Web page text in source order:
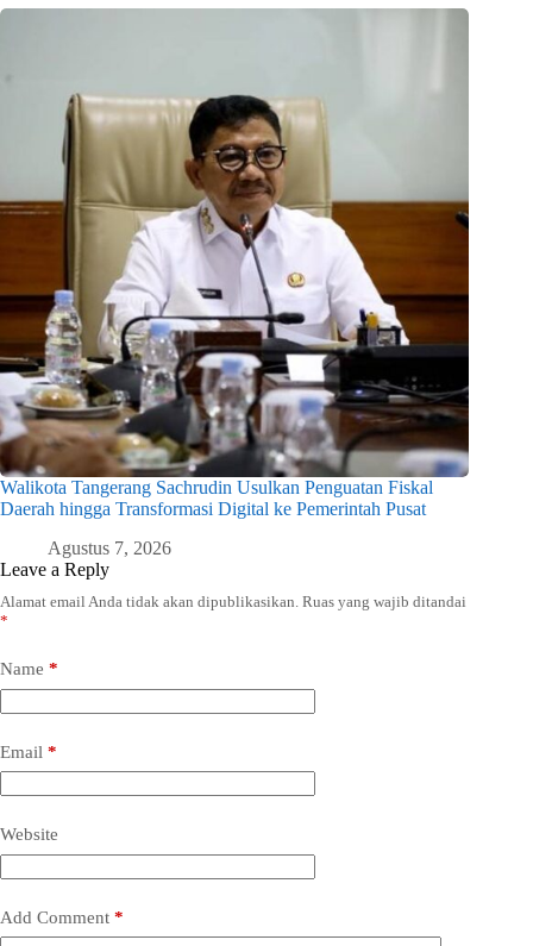
Walikota Tangerang Sachrudin Usulkan Penguatan Fiskal
Daerah hingga Transformasi Digital ke Pemerintah Pusat
Agustus 7, 2026
Leave a Reply
Alamat email Anda tidak akan dipublikasikan. Ruas yang wajib ditandai
*
Name *
Email *
Website
Add Comment *